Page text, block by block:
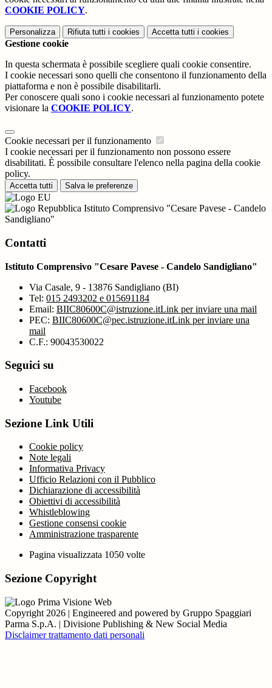
COOKIE POLICY.
Personalizza Rifiuta tutti i cookies Accetta tutti i cookies
Gestione cookie
In questa schermata è possibile scegliere quali cookie consentire.
I cookie necessari sono quelli che consentono il funzionamento della
piattaforma e non è possibile disabilitarli.
Per conoscere quali sono i cookie necessari al funzionamento potete
visionare la COOKIE POLICY.
Cookie necessari per il funzionamento
I cookie necessari per il funzionamento non possono essere
disabilitati. È possibile consultare l'elenco nella pagina della cookie
policy.
Accetta tutti Salva le preferenze
Istituto Comprensivo "Cesare Pavese - Candelo
Sandigliano"
Contatti
Istituto Comprensivo "Cesare Pavese - Candelo Sandigliano"
Via Casale, 9 - 13876 Sandigliano (BI)
Tel: 015 2493202 e 015691184
Email: BIIC80600C@istruzione.itLink per inviare una mail
PEC: BIIC80600C@pec.istruzione.itLink per inviare una
mail
C.F.: 90043530022
Seguici su
Facebook
Youtube
Sezione Link Utili
Cookie policy
Note legali
Informativa Privacy
Ufficio Relazioni con il Pubblico
Dichiarazione di accessibilità
Obiettivi di accessibilità
Whistleblowing
Gestione consensi cookie
Amministrazione trasparente
Pagina visualizzata 1050 volte
Sezione Copyright
Copyright 2026 | Engineered and powered by Gruppo Spaggiari
Parma S.p.A. | Divisione Publishing & New Social Media
Disclaimer trattamento dati personali